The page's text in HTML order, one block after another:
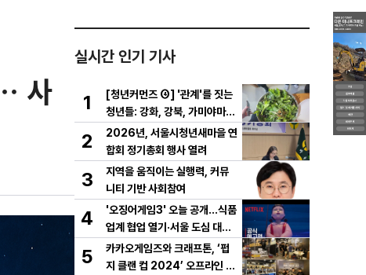
사
실시간 인기 기사
1
[청년커먼즈 ④] '관계'를 짓는
청년들: 강화, 강북, 가미야마의
실험
2
2026년, 서울시청년새마을 연
합회 정기총회 행사 열려
3
지역을 움직이는 실행력, 커뮤
니티 기반 사회참여
4
'오징어게임3' 오늘 공개…식품
업계 협업 열기·서울 도심 대규
모 퍼레이드
5
카카오게임즈와 크래프톤, ‘펍
지 클랜 컵 2024’ 오프라인 결